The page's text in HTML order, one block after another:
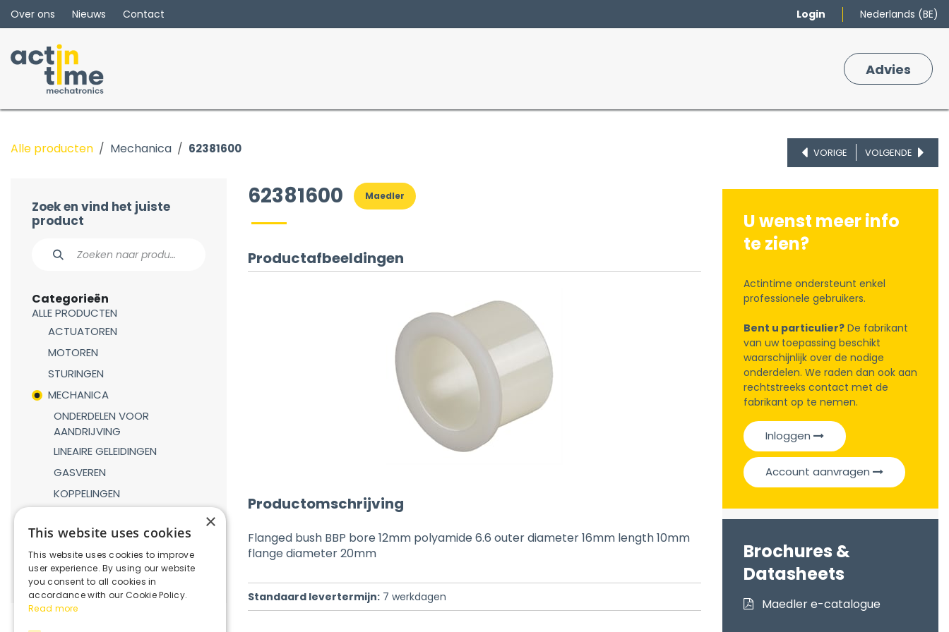
Overslaan naar inhoud
Over ons Nieuws Contact Login Nederlands (BE)
Adv​ies
Alle producten Mechanica 62381600 VORIGE VOLGENDE
Zoek en vind het juiste
product
Categorieën
ALLE PRODUCTEN
ACTUATOREN
MOTOREN
STURINGEN
MECHANICA
ONDERDELEN VOOR
AANDRIJVING
LINEAIRE GELEIDINGEN
GASVEREN
KOPPELINGEN
VERBINDINGSDELEN
ROBOTICA
62381600 Maedler
Productafbeeldingen
Productomschrijving
Flanged bush BBP bore 12mm polyamide 6.6 outer diameter 16mm length 10mm
flange diameter 20mm
Standaard levertermijn: 7 werkdagen
U wenst meer info
te zien?
Actintime ondersteunt enkel
professionele gebruikers.
Bent u particulier? De fabrikant
van uw toepassing beschikt
waarschijnlijk over de nodige
onderdelen. We raden dan ook aan
rechtstreeks contact met de
fabrikant op te nemen.
Inloggen
Account aanvragen
Brochures &
Datasheets
Maedler e-catalogue
×
This website uses cookies
This website uses cookies to improve
user experience. By using our website
you consent to all cookies in
accordance with our Cookie Policy.
Read more